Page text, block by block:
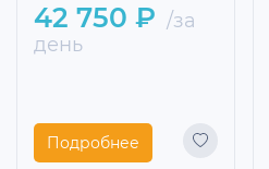
42 750 ₽ /за
день
Подробнее